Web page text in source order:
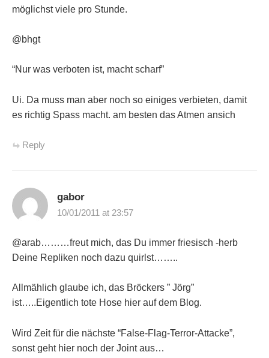
möglichst viele pro Stunde.
@bhgt
“Nur was verboten ist, macht scharf”
Ui. Da muss man aber noch so einiges verbieten, damit
es richtig Spass macht. am besten das Atmen ansich
Reply
gabor
10/01/2011 at 23:57
@arab………freut mich, das Du immer friesisch -herb
Deine Repliken noch dazu quirlst……..
Allmählich glaube ich, das Bröckers ” Jörg”
ist…..Eigentlich tote Hose hier auf dem Blog.
Wird Zeit für die nächste “False-Flag-Terror-Attacke”,
sonst geht hier noch der Joint aus…